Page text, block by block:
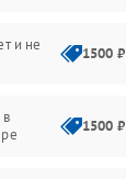
и не
1500 ₽
1500 ₽